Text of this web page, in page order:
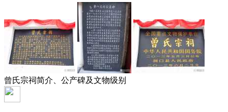
曾氏宗祠简介、公产碑及文物级别